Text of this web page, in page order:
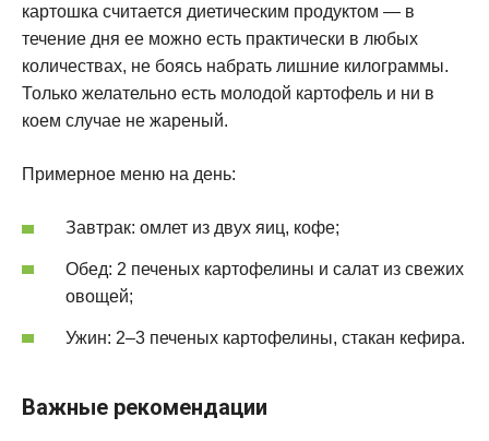
картошка считается диетическим продуктом — в
течение дня ее можно есть практически в любых
количествах, не боясь набрать лишние килограммы.
Только желательно есть молодой картофель и ни в
коем случае не жареный.
Примерное меню на день:
Завтрак: омлет из двух яиц, кофе;
Обед: 2 печеных картофелины и салат из свежих
овощей;
Ужин: 2–3 печеных картофелины, стакан кефира.
Важные рекомендации